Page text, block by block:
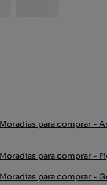
para comprar -
para comprar -
para comprar -